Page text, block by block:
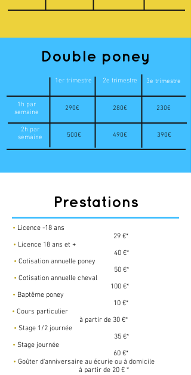
Double poney
1er trimestre 2e trimestre 3e trimestre
1h par
semaine
290€ 280€ 230€
2h par
semaine
500€ 490€ 390€
Prestations
• Licence -18 ans
29 €*
• Licence 18 ans et +
40 €*
• Cotisation annuelle poney
50 €*
• Cotisation annuelle cheval
100 €*
• Baptême poney
10 €*
• Cours particulier
à partir de 30 €*
• Stage 1/2 journée
35 €*
• Stage journée
60 €*
• Goûter d'anniversaire au écurie ou à domicile
à partir de 20 € *